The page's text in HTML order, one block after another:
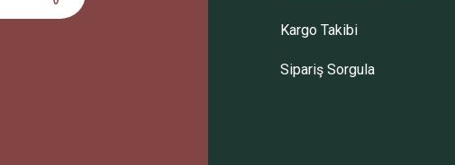
Kargo Takibi
Sipariş Sorgula